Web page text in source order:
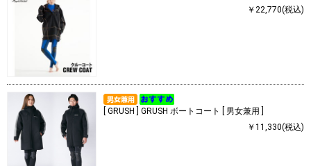
￥22,770(税込)
[ GRUSH ] GRUSH ボートコート [ 男女兼用 ]
￥11,330(税込)